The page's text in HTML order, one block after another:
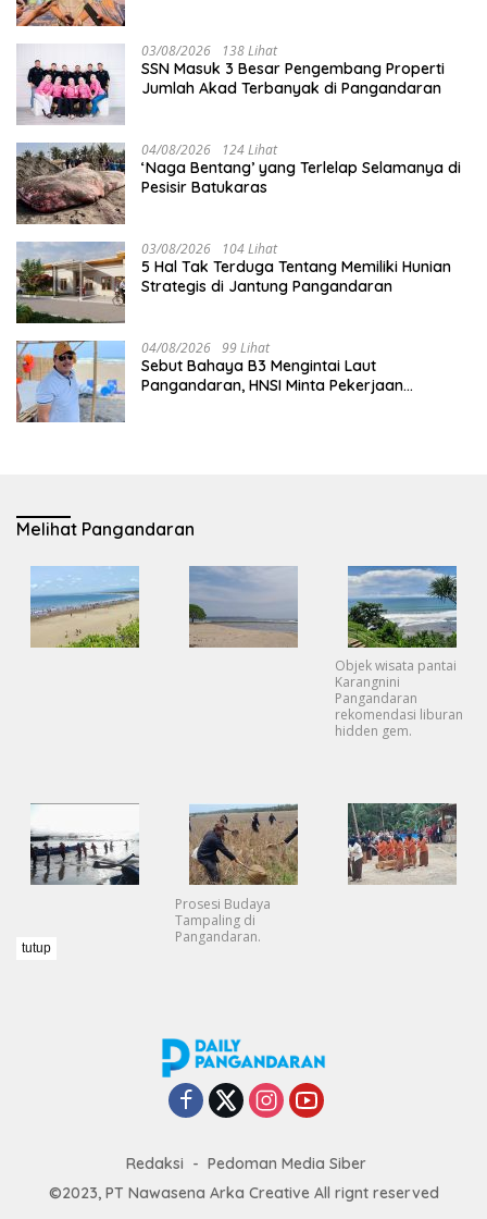
03/08/2026 138 Lihat
SSN Masuk 3 Besar Pengembang Properti
Jumlah Akad Terbanyak di Pangandaran
04/08/2026 124 Lihat
‘Naga Bentang’ yang Terlelap Selamanya di
Pesisir Batukaras
03/08/2026 104 Lihat
5 Hal Tak Terduga Tentang Memiliki Hunian
Strategis di Jantung Pangandaran
04/08/2026 99 Lihat
Sebut Bahaya B3 Mengintai Laut
Pangandaran, HNSI Minta Pekerjaan
Melihat Pangandaran
Objek wisata pantai
Karangnini
Pangandaran
rekomendasi liburan
hidden gem.
Prosesi Budaya
Tampaling di
Pangandaran.
Redaksi
Pedoman Media Siber
©2023, PT Nawasena Arka Creative All rignt reserved
tutup